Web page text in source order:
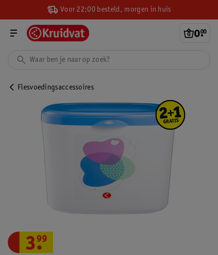
Voor 22:00 besteld, morgen in huis
0.
00
Flesvoedingsaccessoires
3.
99